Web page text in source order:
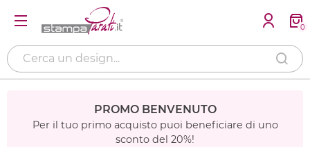
0
PROMO BENVENUTO
Per il tuo primo acquisto puoi beneficiare di uno
sconto del 20%!